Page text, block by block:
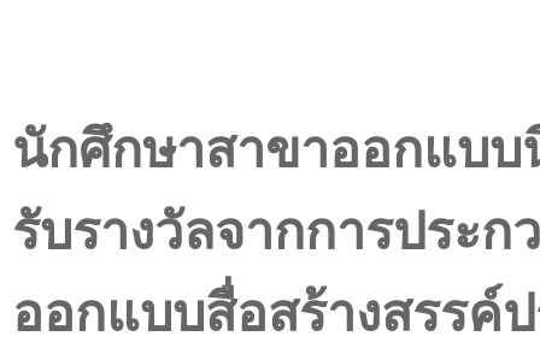
นักศึกษาสาขาออกแบบ
รับรางวัลจากการประก
ออกแบบสื่อสร้างสรรค์